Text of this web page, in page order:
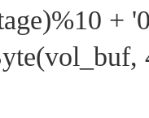
+